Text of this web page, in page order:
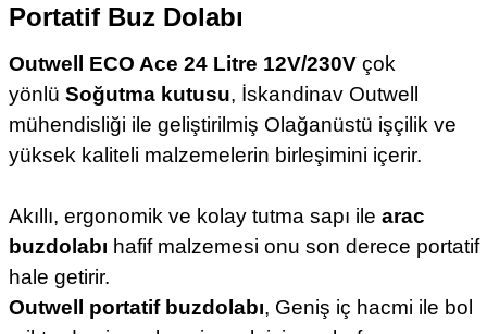
Portatif Buz Dolabı
Outwell ECO Ace 24 Litre 12V/230V çok
yönlü Soğutma kutusu, İskandinav Outwell
mühendisliği ile geliştirilmiş Olağanüstü işçilik ve
yüksek kaliteli malzemelerin birleşimini içerir.
Akıllı, ergonomik ve kolay tutma sapı ile arac
buzdolabı hafif malzemesi onu son derece portatif
hale getirir.
Outwell portatif buzdolabı, Geniş iç hacmi ile bol